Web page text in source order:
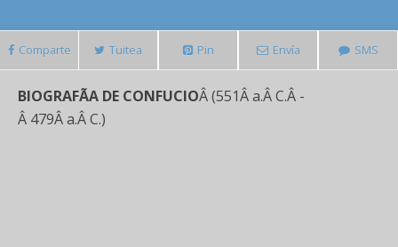
Comparte Tuitea Pin Envía SMS
BIOGRAFÃA DE CONFUCIOÂ (551Â a.Â C.Â -
Â 479Â a.Â C.)